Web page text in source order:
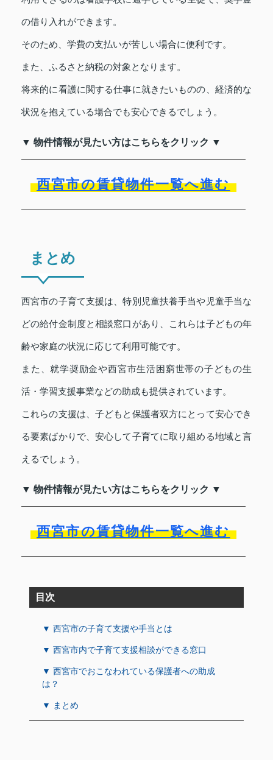
の借り入れができます。
そのため、学費の支払いが苦しい場合に便利です。
また、ふるさと納税の対象となります。
将来的に看護に関する仕事に就きたいものの、経済的な
状況を抱えている場合でも安心できるでしょう。
▼ 物件情報が見たい方はこちらをクリック ▼
西宮市の賃貸物件一覧へ進む
まとめ
西宮市の子育て支援は、特別児童扶養手当や児童手当な
どの給付金制度と相談窓口があり、これらは子どもの年
齢や家庭の状況に応じて利用可能です。
また、就学奨励金や西宮市生活困窮世帯の子どもの生
活・学習支援事業などの助成も提供されています。
これらの支援は、子どもと保護者双方にとって安心でき
る要素ばかりで、安心して子育てに取り組める地域と言
えるでしょう。
▼ 物件情報が見たい方はこちらをクリック ▼
西宮市の賃貸物件一覧へ進む
目次
▼ 西宮市の子育て支援や手当とは
▼ 西宮市内で子育て支援相談ができる窓口
▼ 西宮市でおこなわれている保護者への助成
は？
▼ まとめ